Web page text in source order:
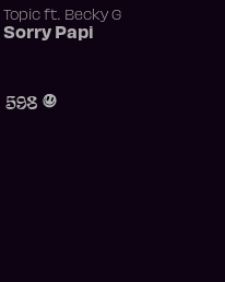
Topicft. Becky G
Sorry Papi
598